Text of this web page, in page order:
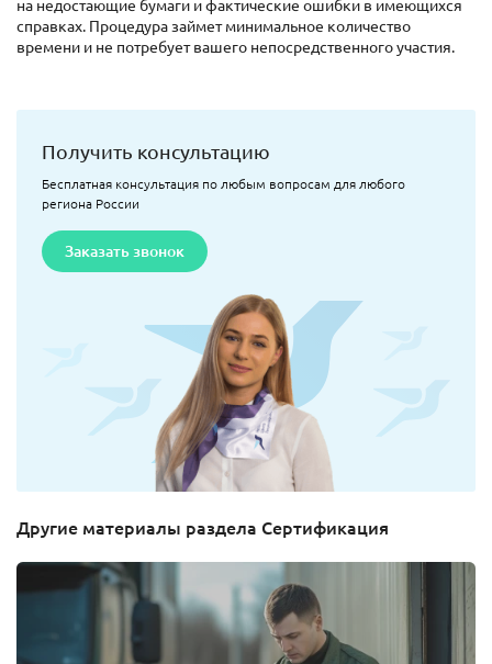
на недостающие бумаги и фактические ошибки в имеющихся
справках. Процедура займет минимальное количество
времени и не потребует вашего непосредственного участия.
Получить консультацию
Бесплатная консультация по любым вопросам для любого
региона России
Заказать звонок
Другие материалы раздела Сертификация